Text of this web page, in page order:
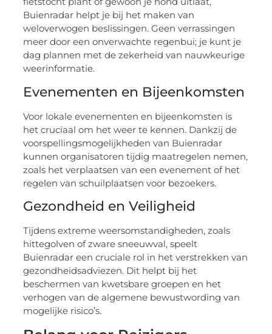
Buienradar helpt je bij het maken van
weloverwogen beslissingen. Geen verrassingen
meer door een onverwachte regenbui; je kunt je
dag plannen met de zekerheid van nauwkeurige
weerinformatie.
Evenementen en Bijeenkomsten
Voor lokale evenementen en bijeenkomsten is
het cruciaal om het weer te kennen. Dankzij de
voorspellingsmogelijkheden van Buienradar
kunnen organisatoren tijdig maatregelen nemen,
zoals het verplaatsen van een evenement of het
regelen van schuilplaatsen voor bezoekers.
Gezondheid en Veiligheid
Tijdens extreme weersomstandigheden, zoals
hittegolven of zware sneeuwval, speelt
Buienradar een cruciale rol in het verstrekken van
gezondheidsadviezen. Dit helpt bij het
beschermen van kwetsbare groepen en het
verhogen van de algemene bewustwording van
mogelijke risico’s.